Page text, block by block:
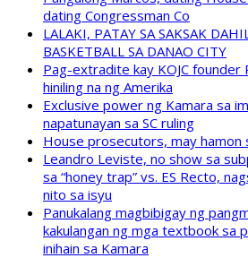
dating Congressman Co
LALAKI, PATAY SA SAKSAK
BASKETBALL SA DANAO CITY
Pag-extradite kay KOJC founder
hiniling na ng Amerika
Exclusive power ng Kamara sa
napatunayan sa SC ruling
House prosecutors, may hamon
Leandro Leviste, no show sa
sa “honey trap” vs. ES Recto,
nito sa isyu
Panukalang magbibigay ng
kakulangan ng mga textbook sa
inihain sa Kamara